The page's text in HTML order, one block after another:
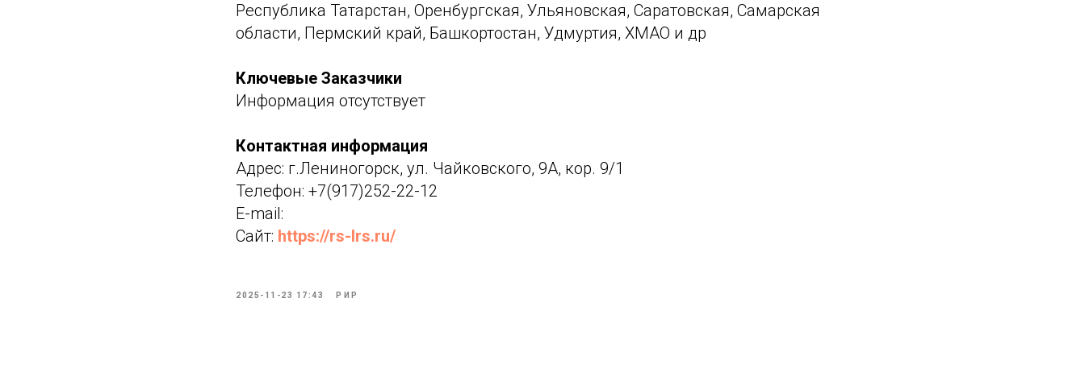
Республика Татарстан, Оренбургская, Ульяновская, Саратовская, Самарская
области, Пермский край, Башкортостан, Удмуртия, ХМАО и др
Ключевые Заказчики
Информация отсутствует
Контактная информация
Адрес: г.Лениногорск, ул. Чайковского, 9А, кор. 9/1
Телефон: +7(917)252-22-12
E-mail:
Сайт: https://rs-lrs.ru/
2025-11-23 17:43 РИР